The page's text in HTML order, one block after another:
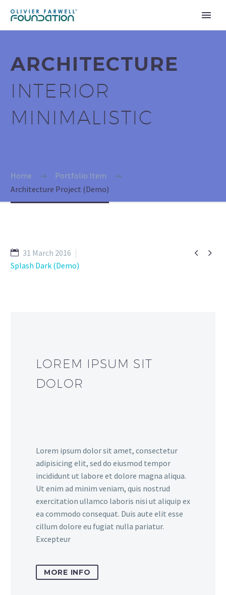
ARCHITECTURE
INTERIOR
MINIMALISTIC
Home
Portfolio Item
Architecture Project (Demo)
 
31 March 2016
Splash Dark (Demo)
LOREM IPSUM SIT
DOLOR
Lorem ipsum dolor sit amet, consectetur
adipisicing elit, sed do eiusmod tempor
incididunt ut labore et dolore magna aliqua.
Ut enim ad minim veniam, quis nostrud
exercitation ullamco laboris nisi ut aliquip ex
ea commodo consequat. Duis aute elit esse
cillum dolore eu fugiat nulla pariatur.
Excepteur
MORE INFO